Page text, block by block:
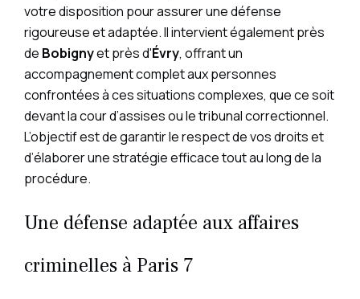
votre disposition pour assurer une défense
rigoureuse et adaptée. Il intervient également près
de Bobignyet près d'Évry, offrant un
accompagnement complet aux personnes
confrontées à ces situations complexes, que ce soit
devant la cour d’assises ou le tribunal correctionnel.
L’objectif est de garantir le respect de vos droits et
d’élaborer une stratégie efficace tout au long de la
procédure.
Une défense adaptée aux affaires
criminelles à Paris 7